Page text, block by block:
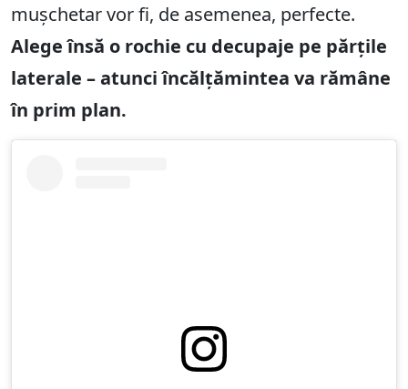
mușchetar vor fi, de asemenea, perfecte.
Alege însă o rochie cu decupaje pe părțile
laterale – atunci încălțămintea va rămâne
în prim plan.